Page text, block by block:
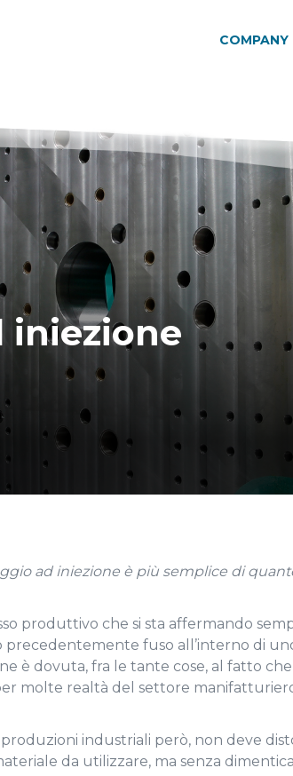
COMPANY
iniezione
ad iniezione è più semplice di
produttivo che si sta affermando
precedentemente fuso all’interno di
è dovuta, fra le tante cose, al fatto
molte realtà del settore
industriali però, non deve
da utilizzare, ma senza